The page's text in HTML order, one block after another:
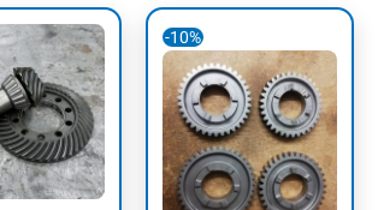
Dit
product
heeft
meerdere
variaties.
Deze
optie
-10%
was:
€500,00.
is:
€450,00.